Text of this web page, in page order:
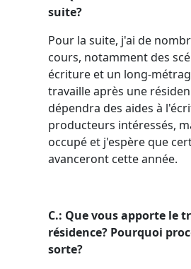
suite?
Pour la suite, j'ai de
cours, notamment des
écriture et un long-
travaille après une
dépendra des aides à
producteurs intéressés,
occupé et j'espère que
avanceront cette année.
C.: Que vous apporte le
résidence? Pourquoi
sorte?